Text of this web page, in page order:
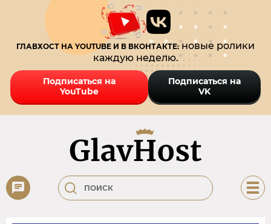
ГЛАВХОСТ НА YOUTUBE И В ВКОНТАКТЕ:новые ролики
каждую неделю.
Подписаться на
YouTube
Подписаться на
VK